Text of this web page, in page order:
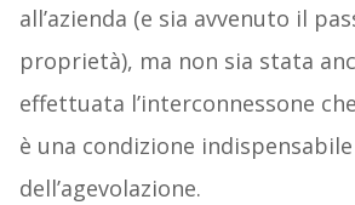
all’azienda (e sia avvenuto il
proprietà), ma non sia stata
effettuata l’interconnessone
è una condizione
dell’agevolazione.